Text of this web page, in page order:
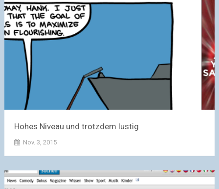
Hohes Niveau und trotzdem lustig
Nov. 3, 2015